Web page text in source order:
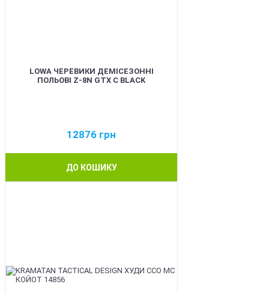
LOWA ЧЕРЕВИКИ ДЕМІСЕЗОННІ
ПОЛЬОВІ Z-8N GTX C BLACK
12876 грн
ДО КОШИКУ